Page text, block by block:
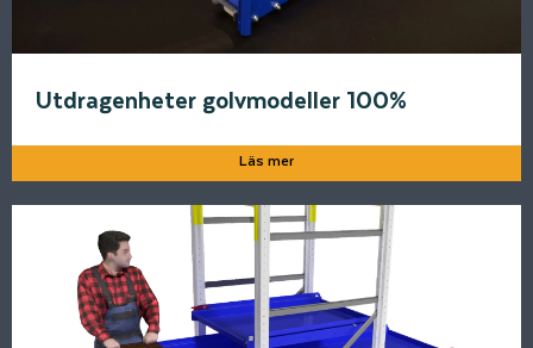
Utdragenheter golvmodeller 100%
Läs mer